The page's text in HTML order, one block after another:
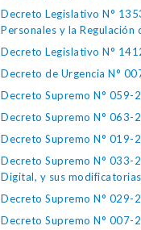
Decreto Legislativo N°
Personales y la
Decreto Legislativo N°
Decreto de Urgencia N°
Decreto Supremo N° 059-
Decreto Supremo N° 063-
Decreto Supremo N° 019-
Decreto Supremo N° 033-
Digital, y sus
Decreto Supremo N° 029-
Decreto Supremo N° 007-